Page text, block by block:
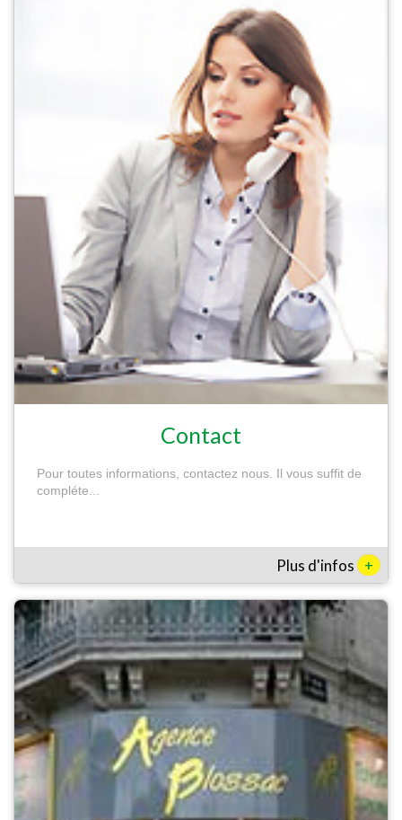
Contact
Pour toutes informations, contactez nous. Il vous suffit de
compléte...
Plus d'infos +